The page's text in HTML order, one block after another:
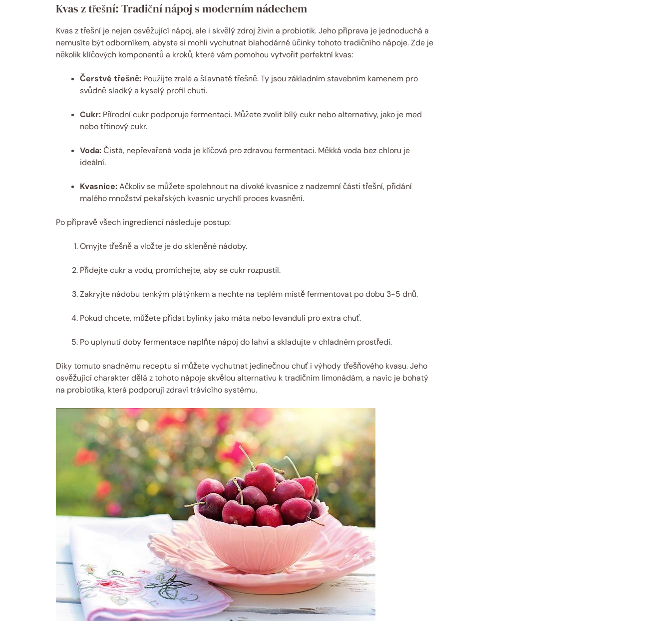
Kvas z třešní: Tradiční nápoj s moderním nádechem
Kvas z třešní je nejen osvěžující nápoj, ale i skvělý zdroj živin a probiotik. Jeho příprava je jednoduchá a
nemusíte být odborníkem, abyste si mohli vychutnat blahodárné účinky tohoto tradičního nápoje. Zde je
několik klíčových komponentů a kroků, které vám pomohou vytvořit perfektní kvas:
Čerstvé třešně: Použijte zralé a šťavnaté třešně. Ty jsou základním stavebním kamenem pro
svůdně sladký a kyselý profil chuti.
Cukr: Přírodní cukr podporuje fermentaci. Můžete zvolit bílý cukr nebo alternativy, jako je med
nebo třtinový cukr.
Voda:Čistá, nepřevařená voda je klíčová pro zdravou fermentaci. Měkká voda bez chloru je
ideální.
Kvasnice:Ačkoliv se můžete spolehnout na divoké kvasnice z nadzemní části třešní, přidání
malého množství pekařských kvasnic urychlí proces kvasnění.
Po přípravě všech ingrediencí následuje postup:
Omyjte třešně a vložte je do skleněné nádoby.
Přidejte cukr a vodu, promíchejte, aby se cukr rozpustil.
Zakryjte nádobu tenkým plátýnkem a nechte na teplém místě fermentovat po dobu 3-5 dnů.
Pokud chcete, můžete přidat bylinky jako máta nebo levanduli pro extra chuť.
Po uplynutí doby fermentace naplňte nápoj do lahví a skladujte v chladném prostředí.
Díky tomuto snadnému receptu si můžete vychutnat jedinečnou chuť i výhody třešňového kvasu. Jeho
osvěžující charakter dělá z tohoto nápoje skvělou alternativu k tradičním limonádám, a navíc je bohatý
na probiotika, která podporují zdraví trávicího systému.